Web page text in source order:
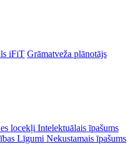
iFiT Grāmatveža plānotājs
locekļi Intelektuālais īpašums
Līgumi Nekustamais īpašums